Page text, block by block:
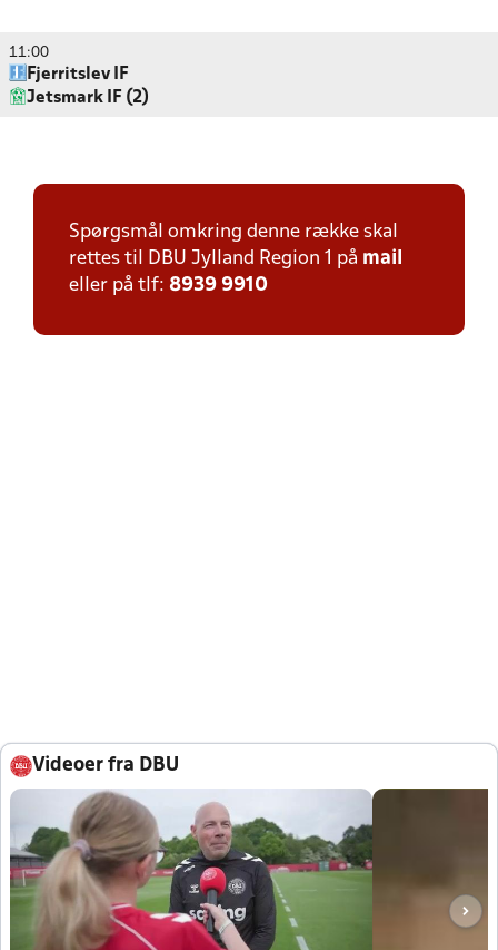
11:00
Fjerritslev IF
Jetsmark IF (2)
Spørgsmål omkring denne række skal
rettes til DBU Jylland Region 1 på mail
eller på tlf: 8939 9910
Videoer fra DBU